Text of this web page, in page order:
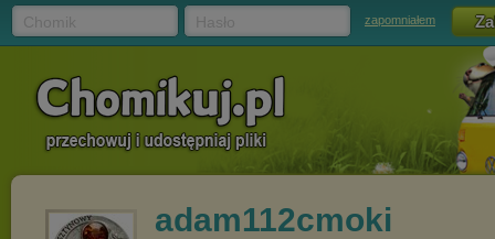
zapomniałem
adam112cmoki